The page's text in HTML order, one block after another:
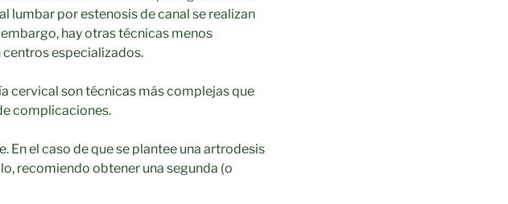
lumbar por estenosis de canal se realizan
hay otras técnicas menos
centros especializados.
cervical son técnicas más complejas que
complicaciones.
En el caso de que se plantee una artrodesis
recomiendo obtener una segunda (o